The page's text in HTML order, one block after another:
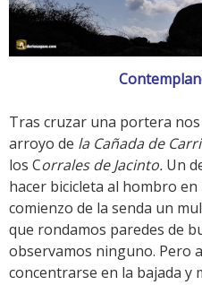
Tras cruzar una portera
arroyo de la Cañada de
los Corrales de Jacinto. Un
hacer bicicleta al hombro
comienzo de la senda un
que rondamos paredes de
observamos ninguno. Pero
concentrarse en la bajada y